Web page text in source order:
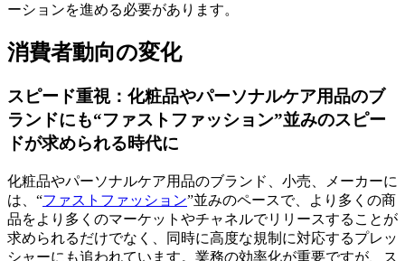
ーションを進める必要があります。
消費者動向の変化
スピード重視：化粧品やパーソナルケア用品のブ
ランドにも“ファストファッション”並みのスピー
ドが求められる時代に
化粧品やパーソナルケア用品のブランド、小売、メーカーに
は、“ファストファッション”並みのペースで、より多くの商
品をより多くのマーケットやチャネルでリリースすることが
求められるだけでなく、同時に高度な規制に対応するプレッ
シャーにも追われています。業務の効率化が重要ですが、ス